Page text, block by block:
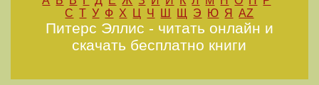
С Т У Ф Х Ц Ч Ш Щ Э Ю Я AZ
Питерс Эллис - читать онлайн и
скачать бесплатно книги